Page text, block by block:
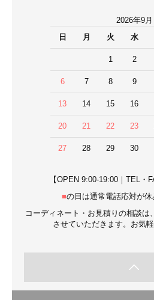
2026年9月
日
月 火 水
1 2
6 7 8 9
13 14 15 16
20 21 22 23
27 28 29 30
【OPEN 9:00-19:00｜TEL・
■の日は通常電話応対が休
コーディネート・お見積りの相談は
させていただきます。お気